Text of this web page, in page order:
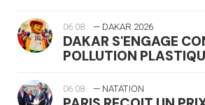
06.08 — DAKAR 2026
DAKAR S'ENGAGE
POLLUTION
06.08 — NATATION